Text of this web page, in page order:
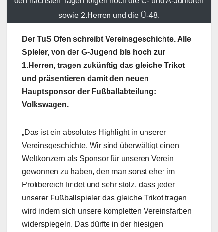
sowie 2.Herren und die Ü-48.
Der TuS Ofen schreibt Vereinsgeschichte. Alle
Spieler, von der G-Jugend bis hoch zur
1.Herren, tragen zukünftig das gleiche Trikot
und präsentieren damit den neuen
Hauptsponsor der Fußballabteilung:
Volkswagen.
„Das ist ein absolutes Highlight in unserer
Vereinsgeschichte. Wir sind überwältigt einen
Weltkonzern als Sponsor für unseren Verein
gewonnen zu haben, den man sonst eher im
Profibereich findet und sehr stolz, dass jeder
unserer Fußballspieler das gleiche Trikot tragen
wird indem sich unsere kompletten Vereinsfarben
widerspiegeln. Das dürfte in der hiesigen